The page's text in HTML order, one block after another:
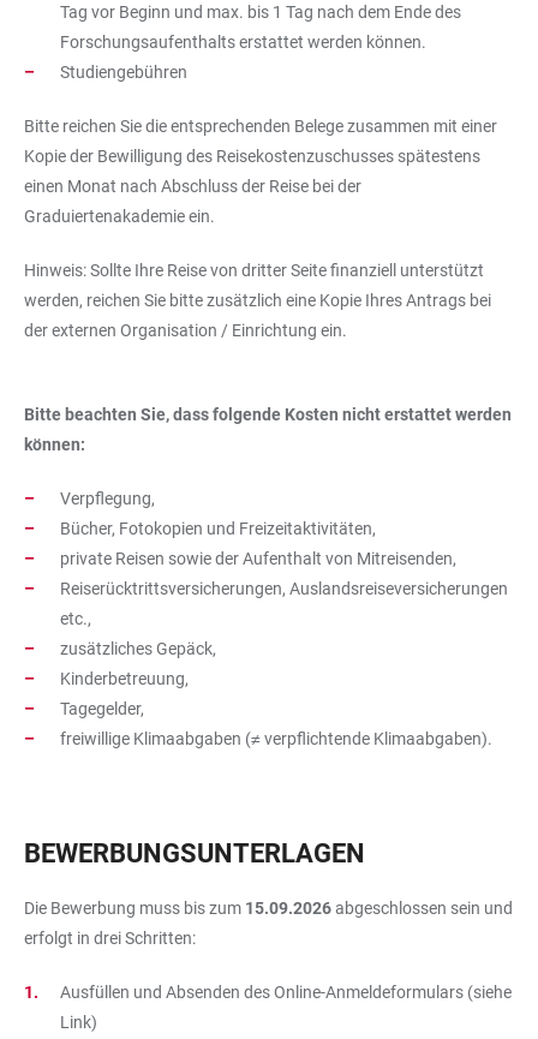
Tag vor Beginn und max. bis 1 Tag nach dem Ende des
Forschungsaufenthalts erstattet werden können.
Studiengebühren
Bitte reichen Sie die entsprechenden Belege zusammen mit einer
Kopie der Bewilligung des Reisekostenzuschusses spätestens
einen Monat nach Abschluss der Reise bei der
Graduiertenakademie ein.
Hinweis: Sollte Ihre Reise von dritter Seite finanziell unterstützt
werden, reichen Sie bitte zusätzlich eine Kopie Ihres Antrags bei
der externen Organisation / Einrichtung ein.
Bitte beachten Sie, dass folgende Kosten nicht erstattet werden
können:
Verpflegung,
Bücher, Fotokopien und Freizeitaktivitäten,
private Reisen sowie der Aufenthalt von Mitreisenden,
Reiserücktrittsversicherungen, Auslandsreiseversicherungen
etc.,
zusätzliches Gepäck,
Kinderbetreuung,
Tagegelder,
freiwillige Klimaabgaben (≠ verpflichtende Klimaabgaben).
BEWERBUNGSUNTERLAGEN
Die Bewerbung muss bis zum 15.09.2026abgeschlossen sein und
erfolgt in drei Schritten:
Ausfüllen und Absenden des Online-Anmeldeformulars (siehe
Link)